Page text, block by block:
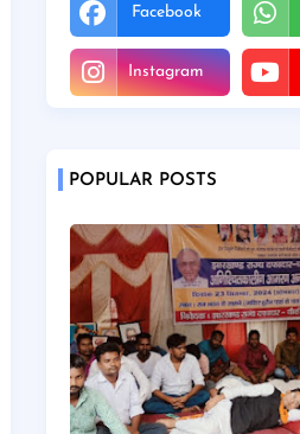
Facebook
Instagram
POPULAR POSTS